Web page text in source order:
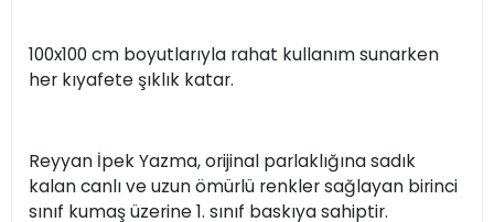
100x100 cm boyutlarıyla rahat kullanım sunarken
her kıyafete şıklık katar.
Reyyan İpek Yazma, orijinal parlaklığına sadık
kalan canlı ve uzun ömürlü renkler sağlayan birinci
sınıf kumaş üzerine 1. sınıf baskıya sahiptir.